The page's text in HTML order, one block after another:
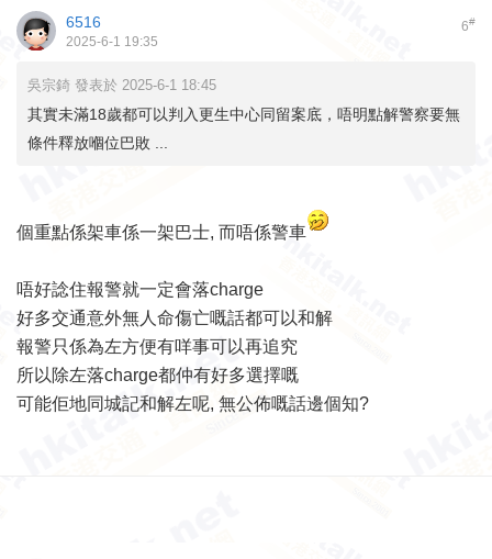
6#
6516
2025-6-1 19:35
吳宗錡 發表於 2025-6-1 18:45
其實未滿18歲都可以判入更生中心同留案底，唔明點解警察要無
條件釋放嗰位巴敗 ...
個重點係架車係一架巴士, 而唔係警車
唔好諗住報警就一定會落charge
好多交通意外無人命傷亡嘅話都可以和解
報警只係為左方便有咩事可以再追究
所以除左落charge都仲有好多選擇嘅
可能佢地同城記和解左呢, 無公佈嘅話邊個知?